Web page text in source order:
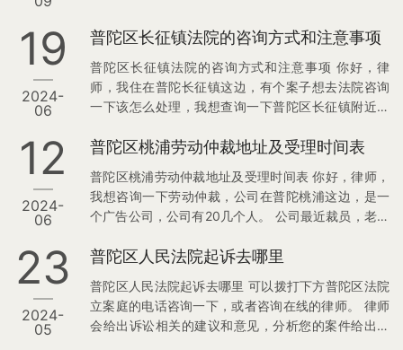
19
2024-
06
普陀区长征镇法院的咨询方式和注意事项
普陀区长征镇法院的咨询方式和注意事项 你好，律
师，我住在普陀长征镇这边，有个案子想去法院咨询
一下该怎么处理，我想查询一下普陀区长征镇附近法
法院咨询的话，有什么注意事项吗？ 请律师解答。 普
件等问题，有以下渠道可以咨询： 1，拨打12368诉讼
服务热线，这个电话是全国性的法院诉讼服务电话，
可以提供诉讼咨询、案件查询等等服务。 2，拨打普
陀区法院电话，在下方表格里可以查询到相关咨询电
话。 3，去法院咨询，您…
12
2024-
06
普陀区桃浦劳动仲裁地址及受理时间表
普陀区桃浦劳动仲裁地址及受理时间表 你好，律师，
我想咨询一下劳动仲裁，公司在普陀桃浦这边，是一
个广告公司，公司有20几个人。 公司最近裁员，老板
设计稿通过率低，其实我的通过率蛮高的，还说我没
说的是对的。我工作一直很努力，客户可以给我证
明，我和我对接的客户关系处理得都挺好的。 他让我
离职，我就谈了赔偿，还和他说了一些劳动法的规
23
2024-
05
普陀区人民法院起诉去哪里
普陀区人民法院起诉去哪里 可以拨打下方普陀区法院
立案庭的电话咨询一下，或者咨询在线的律师。 律师
会给出诉讼相关的建议和意见，分析您的案件给出建